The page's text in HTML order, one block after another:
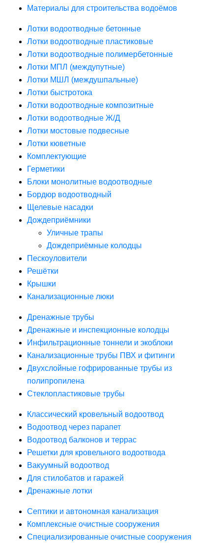
Материалы для строительства водоёмов
Лотки водоотводные бетонные
Лотки водоотводные пластиковые
Лотки водоотводные полимербетонные
Лотки МПЛ (междупутные)
Лотки МШЛ (междушпальные)
Лотки быстротока
Лотки водоотводные композитные
Лотки водоотводные Ж/Д
Лотки мостовые подвесные
Лотки кюветные
Комплектующие
Герметики
Блоки монолитные водоотводные
Бордюр водоотводный
Щелевые насадки
Дождеприёмники
Уличные трапы
Дождеприёмные колодцы
Пескоуловители
Решётки
Крышки
Канализационные люки
Дренажные трубы
Дренажные и инспекционные колодцы
Инфильтрационные тоннели и экоблоки
Канализационные трубы ПВХ и фитинги
Двухслойные гофрированные трубы из
полипропилена
Стеклопластиковые трубы
Классический кровельный водоотвод
Водоотвод через парапет
Водоотвод балконов и террас
Решетки для кровельного водоотвода
Вакуумный водоотвод
Для стилобатов и гаражей
Дренажные лотки
Септики и автономная канализация
Комплексные очистные сооружения
Специализированные очистные сооружения